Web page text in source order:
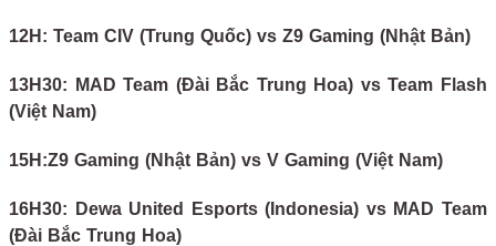
12H: Team CIV (Trung Quốc) vs Z9 Gaming (Nhật Bản)
13H30: MAD Team (Đài Bắc Trung Hoa) vs Team Flash
(Việt Nam)
15H:Z9 Gaming (Nhật Bản) vs V Gaming (Việt Nam)
16H30: Dewa United Esports (Indonesia) vs MAD Team
(Đài Bắc Trung Hoa)